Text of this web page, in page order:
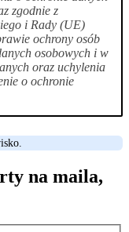
zgodnie z
i Rady (UE)
ochrony osób
osobowych i w
oraz uchylenia
o ochronie
na maila,